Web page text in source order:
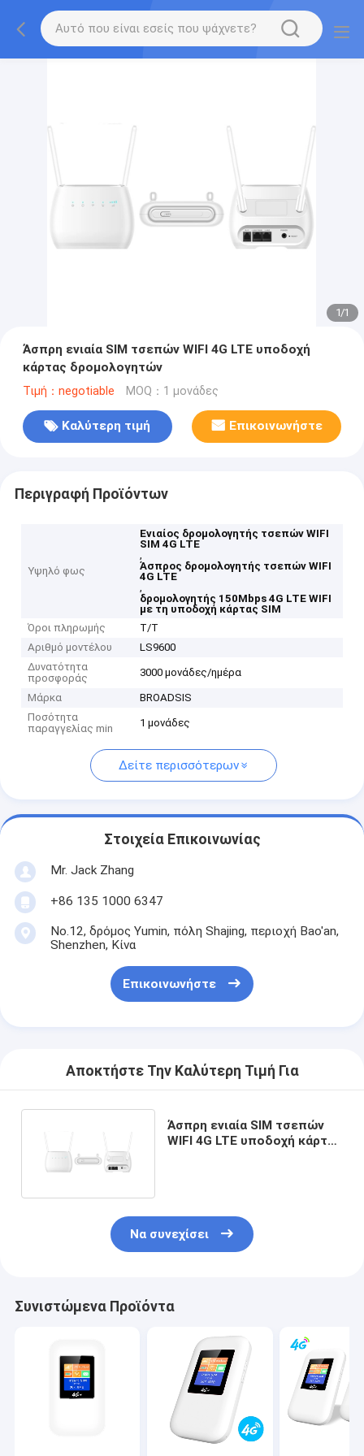
1/1
Άσπρη ενιαία SIM τσεπών WIFI 4G LTE υποδοχή
κάρτας δρομολογητών
Τιμή：negotiable MOQ：1 μονάδες
Καλύτερη τιμή Επικοινωνήστε
Περιγραφή Προϊόντων
Υψηλό φως
Ενιαίος δρομολογητής τσεπών WIFI
SIM 4G LTE
,
Άσπρος δρομολογητής τσεπών WIFI
4G LTE
,
δρομολογητής 150Mbps 4G LTE WIFI
με τη υποδοχή κάρτας SIM
Όροι πληρωμής
T/T
Αριθμό μοντέλου
LS9600
Δυνατότητα
προσφοράς
3000 μονάδες/ημέρα
Μάρκα
BROADSIS
Ποσότητα
παραγγελίας min
1 μονάδες
Δείτε περισσότερων
Στοιχεία Επικοινωνίας
Mr. Jack Zhang
+86 135 1000 6347
No.12, δρόμος Yumin, πόλη Shajing, περιοχή Bao'an,
Shenzhen, Κίνα
Επικοινωνήστε
Αποκτήστε Την Καλύτερη Τιμή Για
Άσπρη ενιαία SIM τσεπών
WIFI 4G LTE υποδοχή κάρτας
Να συνεχίσει
Συνιστώμενα Προϊόντα